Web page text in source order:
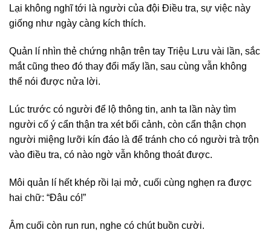
Lại không nghĩ tới là người của đội Điều tra, sự việc này
giống như ngày càng kích thích.
Quản lí nhìn thẻ chứng nhận trên tay Triệu Lưu vài lần, sắc
mắt cũng theo đó thay đổi mấy lần, sau cùng vẫn không
thể nói được nửa lời.
Lúc trước có người để lộ thông tin, anh ta lần này tìm
người cố ý cẩn thận tra xét bối cảnh, còn cẩn thận chọn
người miệng lưỡi kín đáo là để tránh cho có người trà trộn
vào điều tra, có nào ngờ vẫn không thoát được.
Môi quản lí hết khép rồi lại mở, cuối cùng nghẹn ra được
hai chữ: “Đâu có!”
Âm cuối còn run run, nghe có chút buồn cười.